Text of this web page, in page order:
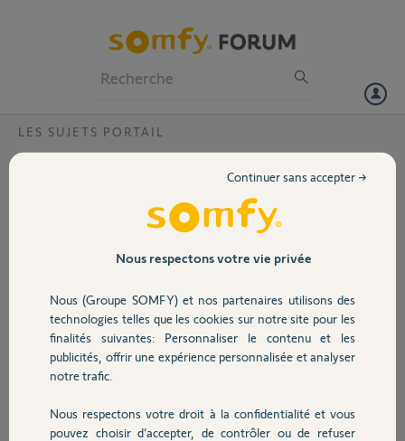
Volet
Sécurité
Domotique
Chauffage
LES SUJETS PORTAIL
Faire un pont sur la cellule un pont entre le
Bonjour,
j'ai un portail SGS 601 et je voulais savoir si il
fallait faire un pont entre le 3 et le 4 de la cellule.
Merci,
Nous respectons votre vie privée
Nous (Groupe SOMFY) et nos partenaires utilisons des
technologies telles que les cookies sur notre site pour les
finalités suivantes: Personnaliser le contenu et les
publicités, offrir une expérience personnalisée et analyser
notre trafic.
Nous respectons votre droit à la confidentialité et vous
pouvez choisir d’accepter, de contrôler ou de refuser
Continuer sans accepter →